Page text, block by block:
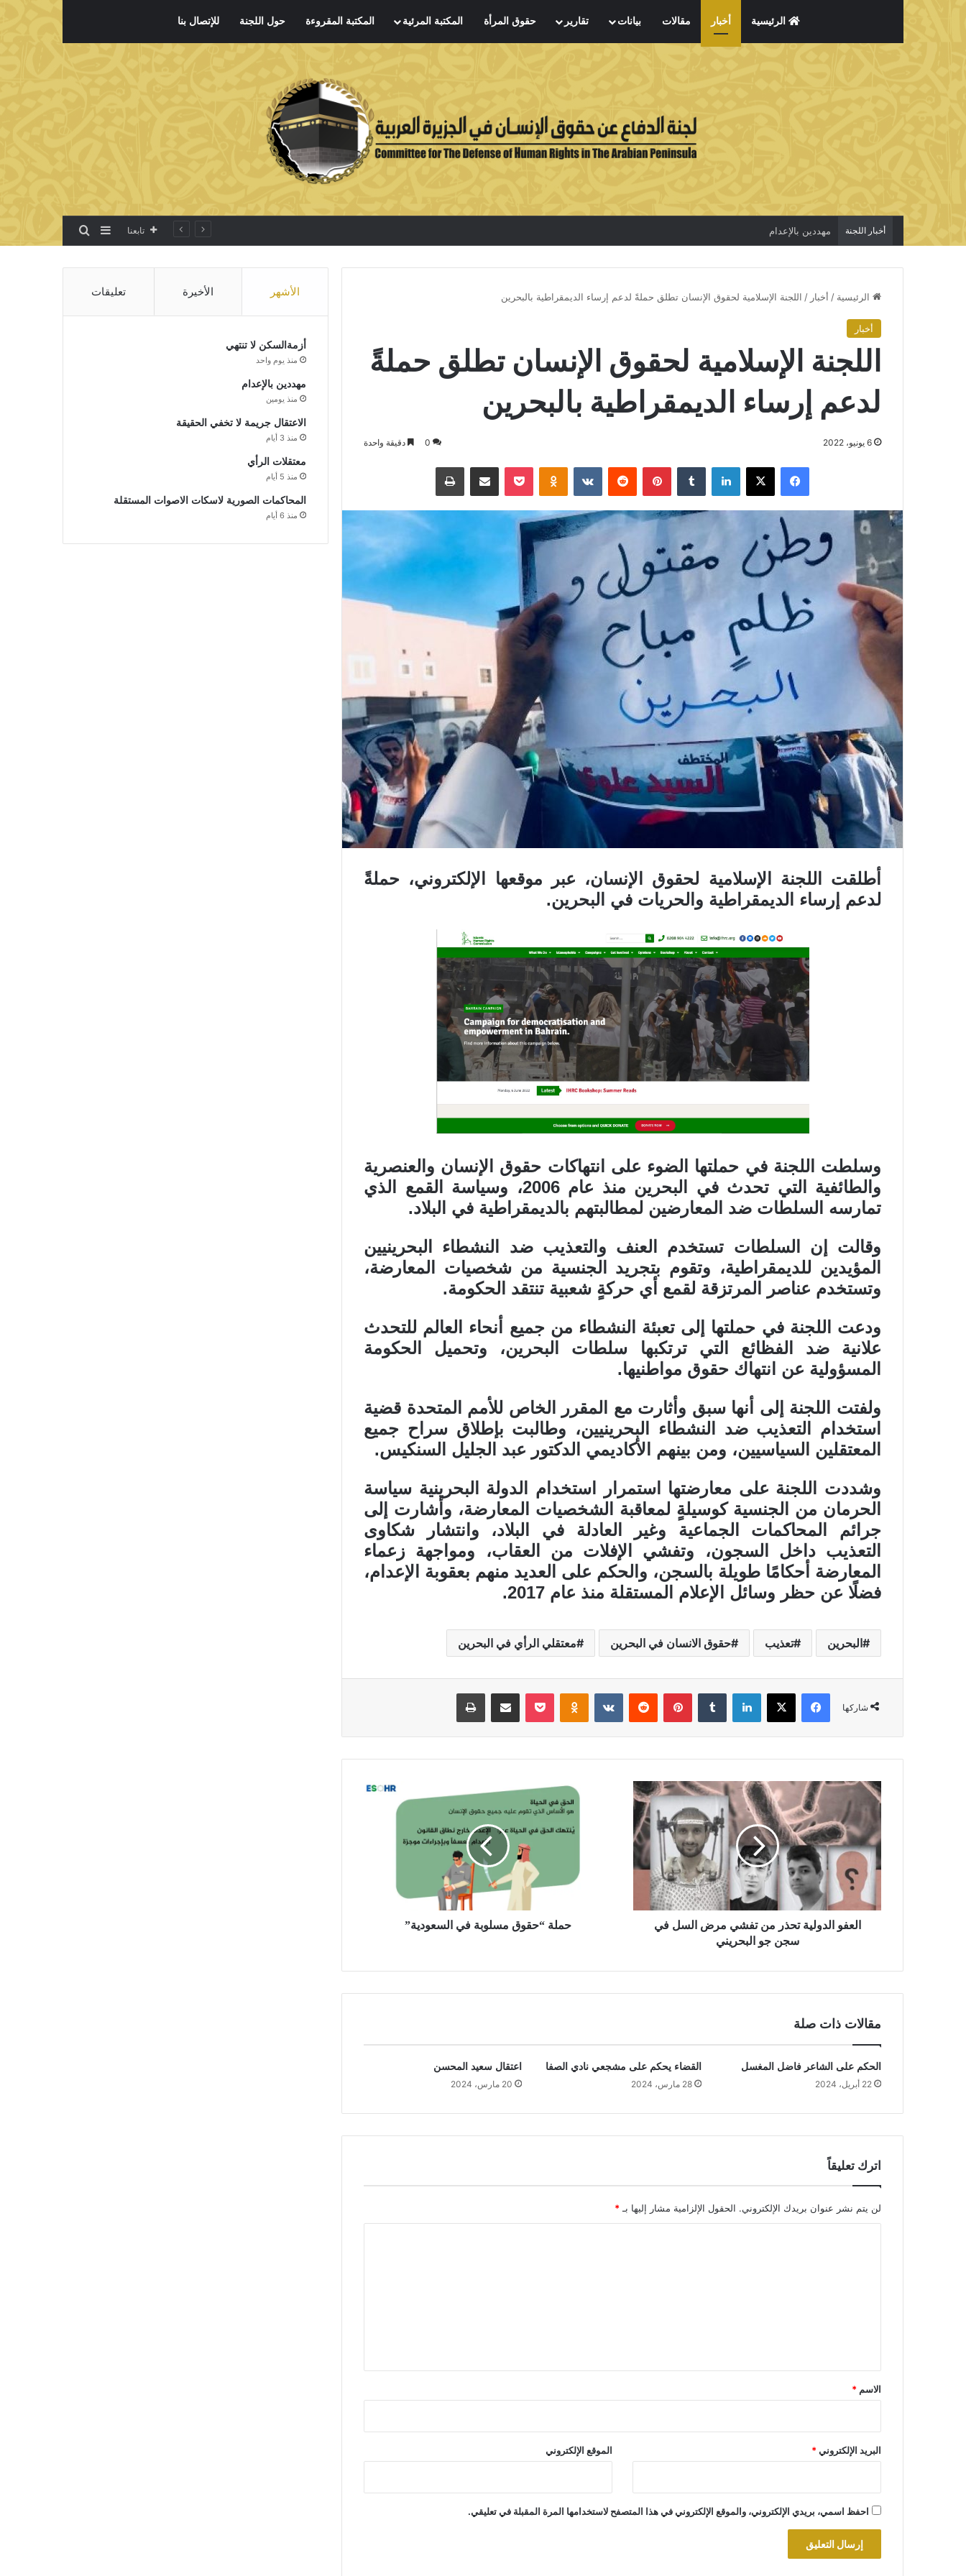
الرئيسية أخبار مقالات بيانات تقارير حقوق المرأة المكتبة المرئية المكتبة المقروءة حول اللجنة للإتصال بنا
أخبار اللجنة الاعتقال جريمة لا تخفي الحقيقة تابعنا إضافة عمود جانبي
بحث عن
الرئيسية / أخبار / اللجنة الإسلامية لحقوق الإنسان تطلق حملةً لدعم إرساء الديمقراطية بالبحرين
أخبار
اللجنة الإسلامية لحقوق الإنسان تطلق حملةً
لدعم إرساء الديمقراطية بالبحرين
6 يونيو، 2022 0 دقيقة واحدة
فيسبوك X لينكدإن بينتيريست Odnoklassniki
بوكيت مشاركة عبر البريد طباعة
أطلقت اللجنة الإسلامية لحقوق الإنسان، عبر موقعها الإلكتروني، حملةً
لدعم إرساء الديمقراطية والحريات في البحرين.
وسلطت اللجنة في حملتها الضوء على انتهاكات حقوق الإنسان والعنصرية
والطائفية التي تحدث في البحرين منذ عام 2006، وسياسة القمع الذي
تمارسه السلطات ضد المعارضين لمطالبتهم بالديمقراطية في البلاد.
وقالت إن السلطات تستخدم العنف والتعذيب ضد النشطاء البحرينيين
المؤيدين للديمقراطية، وتقوم بتجريد الجنسية من شخصيات المعارضة،
وتستخدم عناصر المرتزقة لقمع أي حركةٍ شعبية تنتقد الحكومة.
ودعت اللجنة في حملتها إلى تعبئة النشطاء من جميع أنحاء العالم للتحدث
علانية ضد الفظائع التي ترتكبها سلطات البحرين، وتحميل الحكومة
المسؤولية عن انتهاك حقوق مواطنيها.
ولفتت اللجنة إلى أنها سبق وأثارت مع المقرر الخاص للأمم المتحدة قضية
استخدام التعذيب ضد النشطاء البحرينيين، وطالبت بإطلاق سراح جميع
المعتقلين السياسيين، ومن بينهم الأكاديمي الدكتور عبد الجليل السنكيس.
وشددت اللجنة على معارضتها استمرار استخدام الدولة البحرينية سياسة
الحرمان من الجنسية كوسيلةٍ لمعاقبة الشخصيات المعارضة، وأشارت إلى
جرائم المحاكمات الجماعية وغير العادلة في البلاد، وانتشار شكاوى
التعذيب داخل السجون، وتفشي الإفلات من العقاب، ومواجهة زعماء
المعارضة أحكامًا طويلة بالسجن، والحكم على العديد منهم بعقوبة الإعدام،
فضلًا عن حظر وسائل الإعلام المستقلة منذ عام 2017.
البحرين تعذيب حقوق الانسان في البحرين معتقلي الرأي في البحرين
شاركها
فيسبوك X لينكدإن بينتيريست Odnoklassniki
بوكيت مشاركة عبر البريد طباعة
العفو الدولية تحذر من تفشي مرض السل في
سجن جو البحريني
حملة “حقوق مسلوبة في السعودية”
مقالات ذات صلة
الحكم على الشاعر فاضل المغسل
22 أبريل، 2024
القضاء يحكم على مشجعي نادي الصفا
28 مارس، 2024
اعتقال سعيد المحسن
20 مارس، 2024
اترك تعليقاً
لن يتم نشر عنوان بريدك الإلكتروني. الحقول الإلزامية مشار إليها بـ *
*
الاسم *
البريد الإلكتروني* الموقع الإلكتروني
احفظ اسمي، بريدي الإلكتروني، والموقع الإلكتروني في هذا المتصفح لاستخدامها المرة المقبلة في تعليقي.
الأشهر الأخيرة تعليقات
أزمةالسكن لا تنتهي
منذ يوم واحد
مهددين بالإعدام
منذ يومين
الاعتقال جريمة لا تخفي الحقيقة
منذ 3 أيام
معتقلات الرأي
منذ 5 أيام
المحاكمات الصورية لاسكات الاصوات المستقلة
منذ 6 أيام